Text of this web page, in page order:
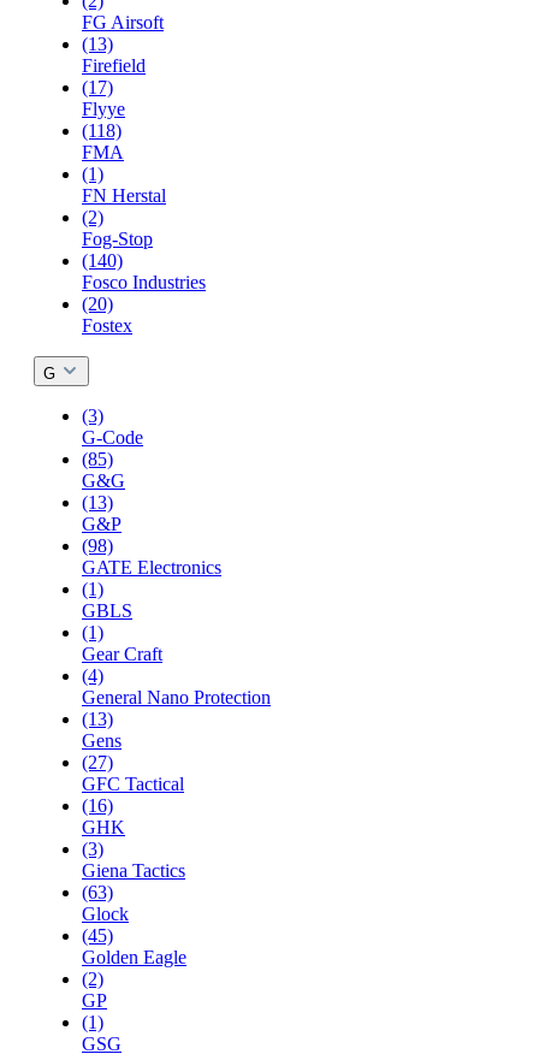
FG Airsoft
(13)
Firefield
(17)
Flyye
(118)
FMA
(1)
FN Herstal
(2)
Fog-Stop
(140)
Fosco Industries
(20)
Fostex
G
(3)
G-Code
(85)
G&G
(13)
G&P
(98)
GATE Electronics
(1)
GBLS
(1)
Gear Craft
(4)
General Nano Protection
(13)
Gens
(27)
GFC Tactical
(16)
GHK
(3)
Giena Tactics
(63)
Glock
(45)
Golden Eagle
(2)
GP
(1)
GSG